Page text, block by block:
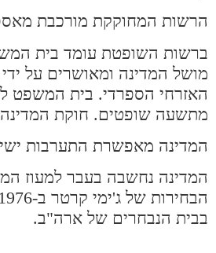
הרשות המחוקקת מורכבת מאספה לאומית
ברשות השופטת עומד בית
מושל המדינה ומאושרים על
האזרחי הספרדי. בית המשפט
מתשעה שופטים. חוקת המדינה אומצה בשנת 1870 כשזו נוסחה לאחר שתי
המדינה מאפשרת התערבות
בבית הנבחרים של ארה"ב.